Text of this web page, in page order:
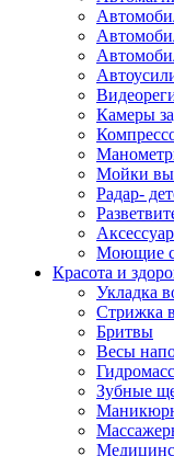
Камеры
Мойки
Радар-
Моющие
Красота и
Укладка
Стрижка
Бритвы
Весы
Зубные